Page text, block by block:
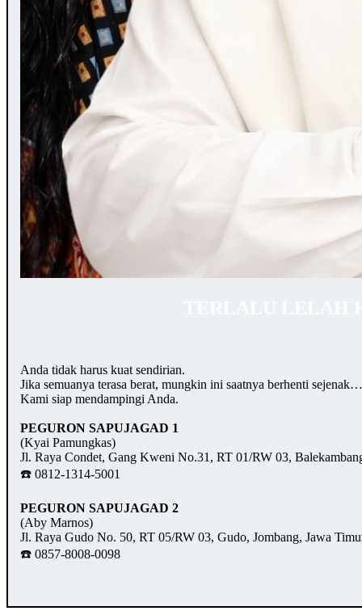
Anda tidak harus kuat sendirian.
Jika semuanya terasa berat, mungkin ini saatnya berhenti
Kami siap mendampingi Anda.
PEGURON SAPUJAGAD 1
(Kyai Pamungkas)
Jl. Raya Condet, Gang Kweni No.31, RT 01/RW 03,
☎️ 0812-1314-5001
PEGURON SAPUJAGAD 2
(Aby Marnos)
Jl. Raya Gudo No. 50, RT 05/RW 03, Gudo, Jombang, Jawa
☎️ 0857-8008-0098